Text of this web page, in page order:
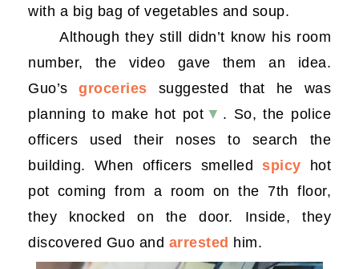
with a big bag of vegetables and soup.
Although they still didn’t know his room
number, the video gave them an idea.
Guo’sgroceries suggested that he was
planning to make hot pot ▼ . So, the police
officers used their noses to search the
building. When officers smelled spicy hot
pot coming from a room on the 7th floor,
they knocked on the door. Inside, they
discovered Guo and arrested him.